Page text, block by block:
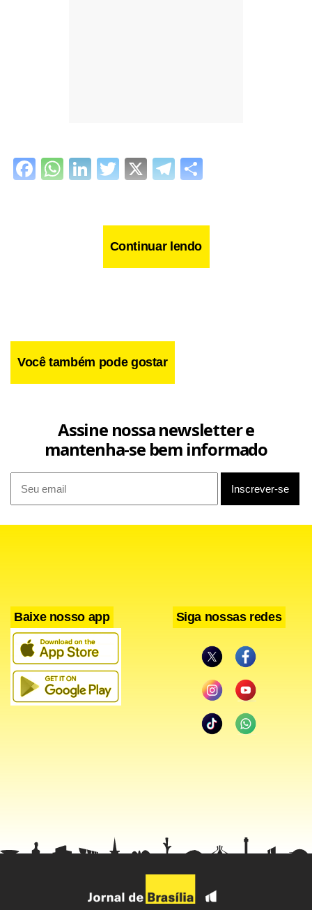
Facebook
WhatsApp
LinkedIn
Twitter
X Telegram
Continuar lendo
Você também pode gostar
Assine nossa newsletter e
mantenha-se bem informado
Baixe nosso app Siga nossas redes